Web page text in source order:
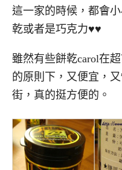
這一家的時候，都會
乾或者是巧克力♥♥
雖然有些餅乾carol在
的原則下，又便宜，
街，真的挺方便的。